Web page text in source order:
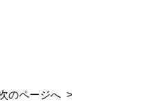
のページへ